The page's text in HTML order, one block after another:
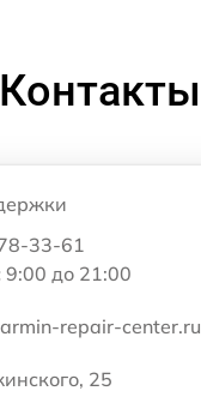
Контакты
33-61
до 21:00
repair-center.ru
25